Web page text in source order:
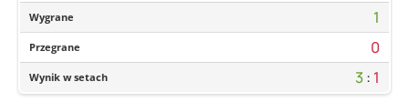
Wygrane 1
Przegrane 0
Wynik w setach 3: 1